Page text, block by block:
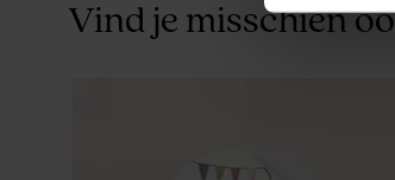
Vind je misschien